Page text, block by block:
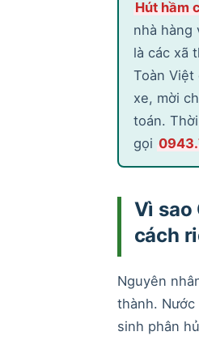
Hút hầm
nhà hàng
là các xã
Toàn
xe, mời
toán.
gọi
Vì sao
cách
Nguyên
thành. Nước
sinh phân